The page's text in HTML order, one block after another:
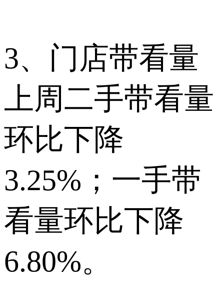
3、门店带看量
上周二手带看量
环比下降
3.25%；一手带
看量环比下降
6.80%。